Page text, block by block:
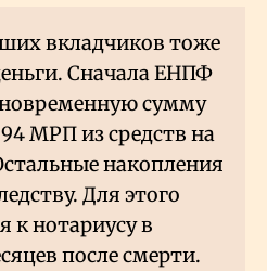
вкладчиков тоже
Сначала ЕНПФ
сумму
МРП из средств на
накопления
Для этого
к нотариусу в
после смерти.